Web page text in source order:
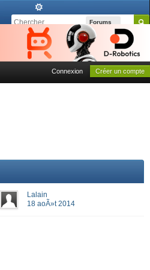
Forums
Connexion Créer un compte
Lalain
18 aoÃ»t 2014